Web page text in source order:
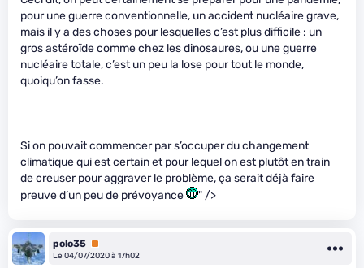
pour une guerre conventionnelle, un accident nucléaire grave,
mais il y a des choses pour lesquelles c’est plus difficile : un
gros astéroïde comme chez les dinosaures, ou une guerre
nucléaire totale, c’est un peu la lose pour tout le monde,
quoiqu’on fasse.
Si on pouvait commencer par s’occuper du changement
climatique qui est certain et pour lequel on est plutôt en train
de creuser pour aggraver le problème, ça serait déjà faire
preuve d’un peu de prévoyance
" />
polo35 Premium
Le 04/07/2020 à 17h02